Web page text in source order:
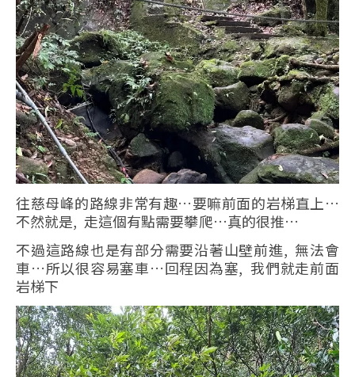
往慈母峰的路線非常有趣…要嘛前面的岩梯直上…
不然就是, 走這個有點需要攀爬…真的很推…
不過這路線也是有部分需要沿著山壁前進, 無法會
車…所以很容易塞車…回程因為塞, 我們就走前面
岩梯下